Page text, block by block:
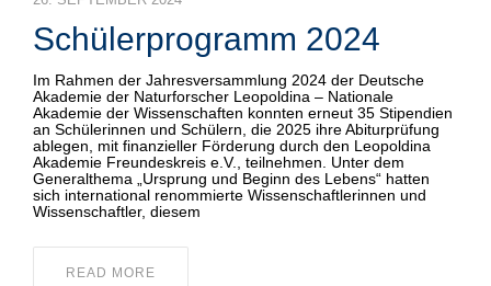
BAUSCH-STIPENDIUM
Schülerprogramm 2024
Im Rahmen der Jahresversammlung 2024 der Deutsche
Akademie der Naturforscher Leopoldina – Nationale
Akademie der Wissenschaften konnten erneut 35 Stipendien
an Schülerinnen und Schülern, die 2025 ihre Abiturprüfung
ablegen, mit finanzieller Förderung durch den Leopoldina
Akademie Freundeskreis e.V., teilnehmen. Unter dem
Generalthema „Ursprung und Beginn des Lebens“ hatten
sich international renommierte Wissenschaftlerinnen und
Wissenschaftler, diesem
READ MORE